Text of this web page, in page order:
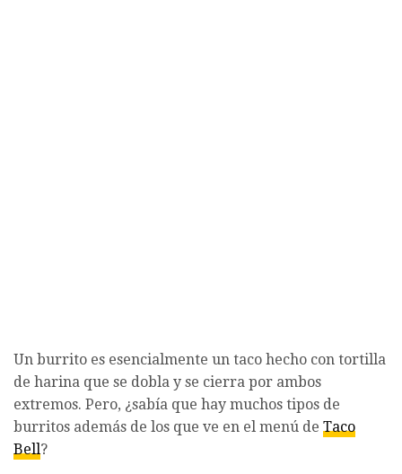
Un burrito es esencialmente un taco hecho con tortilla
de harina que se dobla y se cierra por ambos
extremos. Pero, ¿sabía que hay muchos tipos de
burritos además de los que ve en el menú de Taco
Bell?